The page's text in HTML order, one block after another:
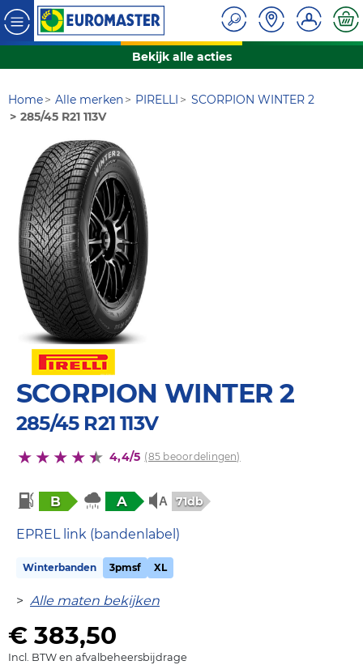
Bekijk alle acties
Home Alle merken PIRELLI
SCORPION WINTER 2
285/45 R21 113V
SCORPION WINTER 2
285/45 R21 113V
4,4/5 (85 beoordelingen)
B A 71db
EPREL link (bandenlabel)
Winterbanden 3pmsf XL
> Alle maten bekijken
€ 383,50
Incl. BTW en afvalbeheersbijdrage